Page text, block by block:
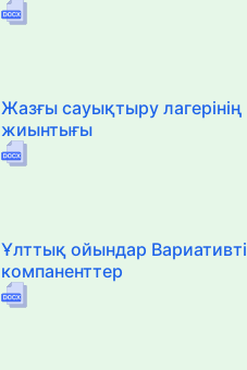
Жазғы сауықтыру лагерінің
жиынтығы
Ұлттық ойындар Вариативті
компаненттер